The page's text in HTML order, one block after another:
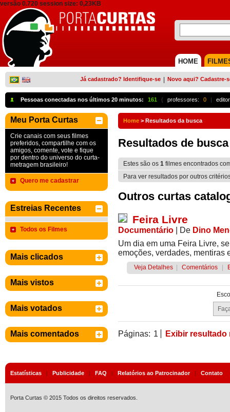
versão 0.720 session size: 0,23KB
HOME
Já cadastrado? Identifique-se Novo aqui? Cadastre-
Pessoas conectadas nos últimos 20 minutos: 161 { professores: 0 |
Meu Porta Curtas
Crie canais com seus filmes
preferidos, compartilhe com os
amigos, comente, vote e fique
por dentro do universo do curta-
metragem brasileiro!
Quero me cadastrar
Estreias Recentes
Todos os Filmes
Mais clicados
Mais vistos
Mais votados
Mais comentados
Home > Resultados da busca
Resultados de busca
Estes são os 1 filmes encontrados
Para ver resultados por outros
Outros curtas
Feira Livre
Documentário De Dino
Um dia em uma Feira Livre,
emoções, verdades, mentiras
Veja Detalhes Comentários
Páginas: 1 Exibir resultado
Estatísticas | Publicidade | FAQ | Relatórios ao Patrocinador| Contato
Porta Curtas © 2015 Todos os direitos reservados.